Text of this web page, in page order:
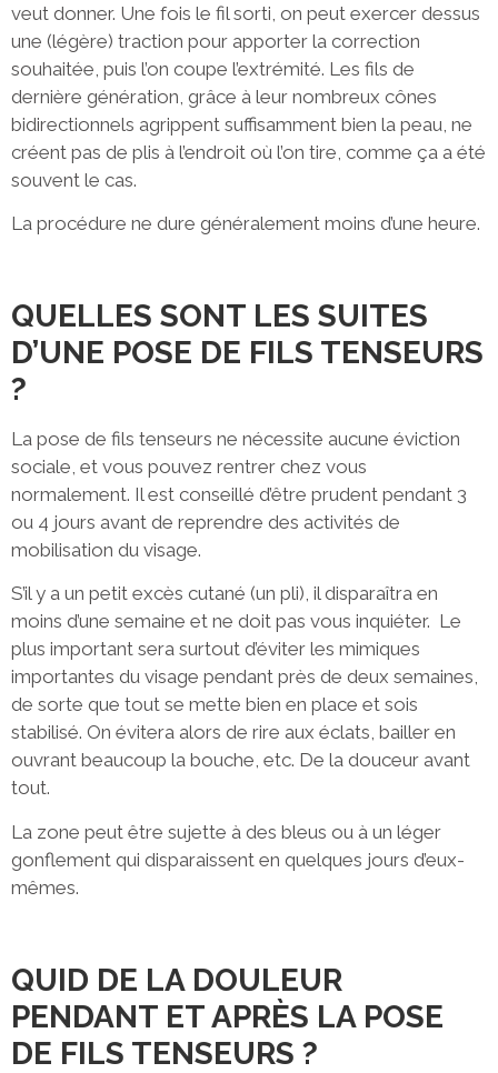
veut donner. Une fois le fil sorti, on peut exercer dessus
une (légère) traction pour apporter la correction
souhaitée, puis l’on coupe l’extrémité. Les fils de
dernière génération, grâce à leur nombreux cônes
bidirectionnels agrippent suffisamment bien la peau, ne
créent pas de plis à l’endroit où l’on tire, comme ça a été
souvent le cas.
La procédure ne dure généralement moins d’une heure.
QUELLES SONT LES SUITES
D’UNE POSE DE FILS TENSEURS
?
La pose de fils tenseurs ne nécessite aucune éviction
sociale, et vous pouvez rentrer chez vous
normalement. Il est conseillé d’être prudent pendant 3
ou 4 jours avant de reprendre des activités de
mobilisation du visage.
S’il y a un petit excès cutané (un pli), il disparaîtra en
moins d’une semaine et ne doit pas vous inquiéter. Le
plus important sera surtout d’éviter les mimiques
importantes du visage pendant près de deux semaines,
de sorte que tout se mette bien en place et sois
stabilisé. On évitera alors de rire aux éclats, bailler en
ouvrant beaucoup la bouche, etc. De la douceur avant
tout.
La zone peut être sujette à des bleus ou à un léger
gonflement qui disparaissent en quelques jours d’eux-
mêmes.
QUID DE LA DOULEUR
PENDANT ET APRÈS LA POSE
DE FILS TENSEURS ?